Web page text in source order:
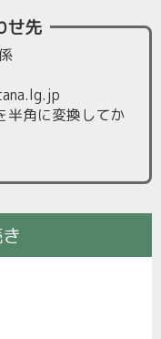
せ先
半角に変換してか